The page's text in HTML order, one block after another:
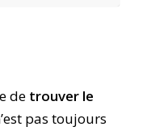
de trouver le
pas toujours